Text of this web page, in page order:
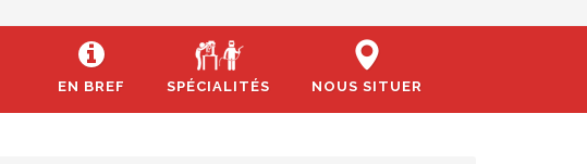
EN BREF SPÉCIALITÉS NOUS SITUER